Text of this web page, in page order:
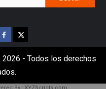
- Todos los derechos